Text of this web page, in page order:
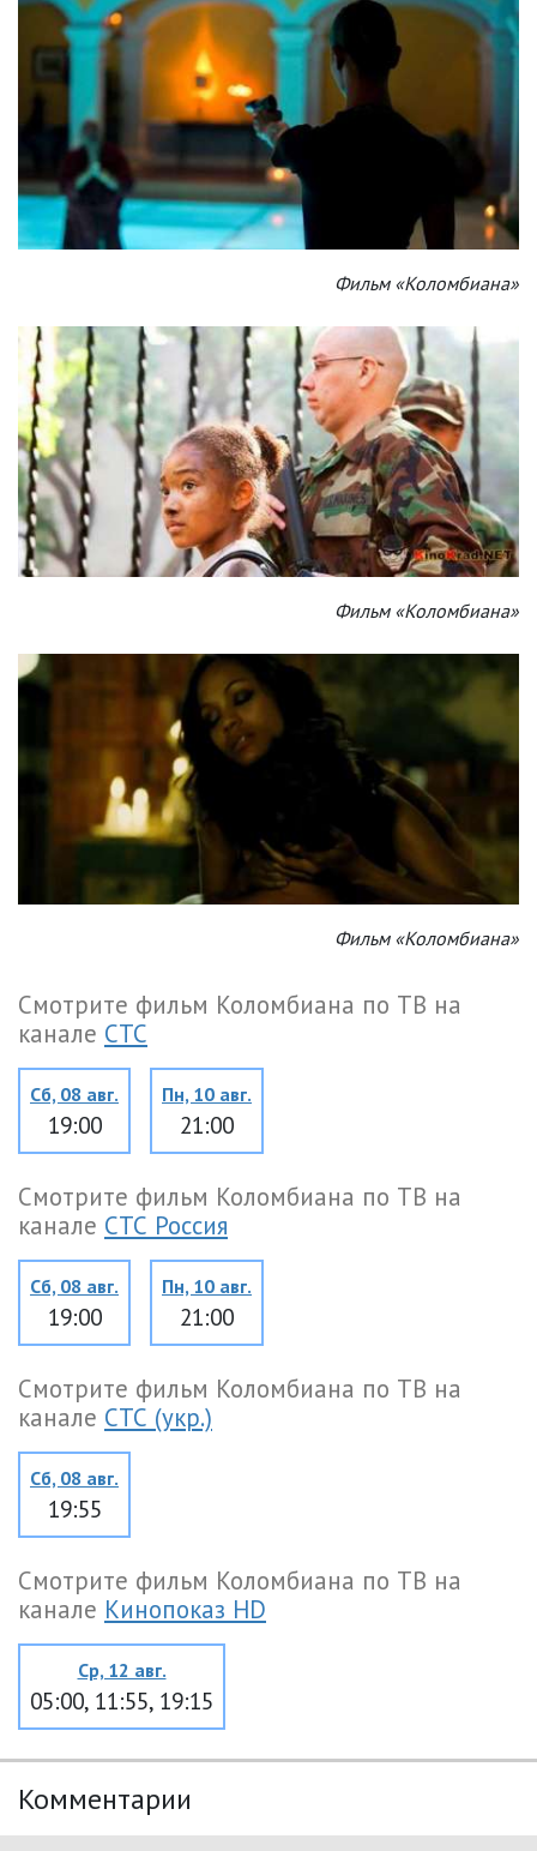
Фильм «Коломбиана»
Фильм «Коломбиана»
Фильм «Коломбиана»
Смотрите фильм Коломбиана по ТВ на
канале СТС
Сб, 08 авг.
19:00
Пн, 10 авг.
21:00
Смотрите фильм Коломбиана по ТВ на
канале СТС Россия
Сб, 08 авг.
19:00
Пн, 10 авг.
21:00
Смотрите фильм Коломбиана по ТВ на
канале СТС (укр.)
Сб, 08 авг.
19:55
Смотрите фильм Коломбиана по ТВ на
канале Кинопоказ HD
Ср, 12 авг.
05:00, 11:55, 19:15
Комментарии